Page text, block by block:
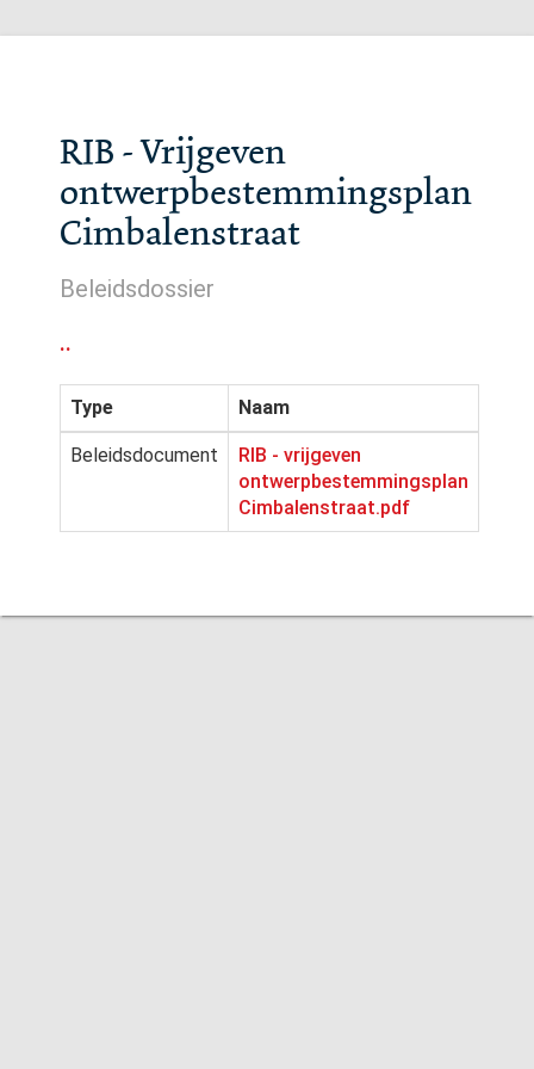
RIB - Vrijgeven
ontwerpbestemmingsplan
Cimbalenstraat
Beleidsdossier
..
Type Naam
Beleidsdocument
RIB - vrijgeven
ontwerpbestemmingsplan
Cimbalenstraat.pdf